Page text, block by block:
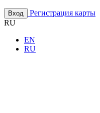
Вход
Регистрация карты
RU
EN
RU